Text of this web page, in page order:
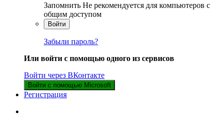
Запомнить Не рекомендуется для компьютеров с
общим доступом
Войти
Забыли пароль?
Или войти с помощью одного из сервисов
Войти через ВКонтакте
Войти с помощью Microsoft
Регистрация